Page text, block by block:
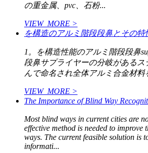
の重金属、pvc、石粉...
VIEW_MORE >
を構造のアルミ階段段鼻とその特
1。を構造性能のアルミ階段段鼻
段鼻サプライヤーの分岐があるス
んで命名され全体アルミ合金材料
VIEW_MORE >
The Importance of Blind Way
Most blind ways in current cities are
effective method is needed to improve
ways. The current feasible solution is
informati...